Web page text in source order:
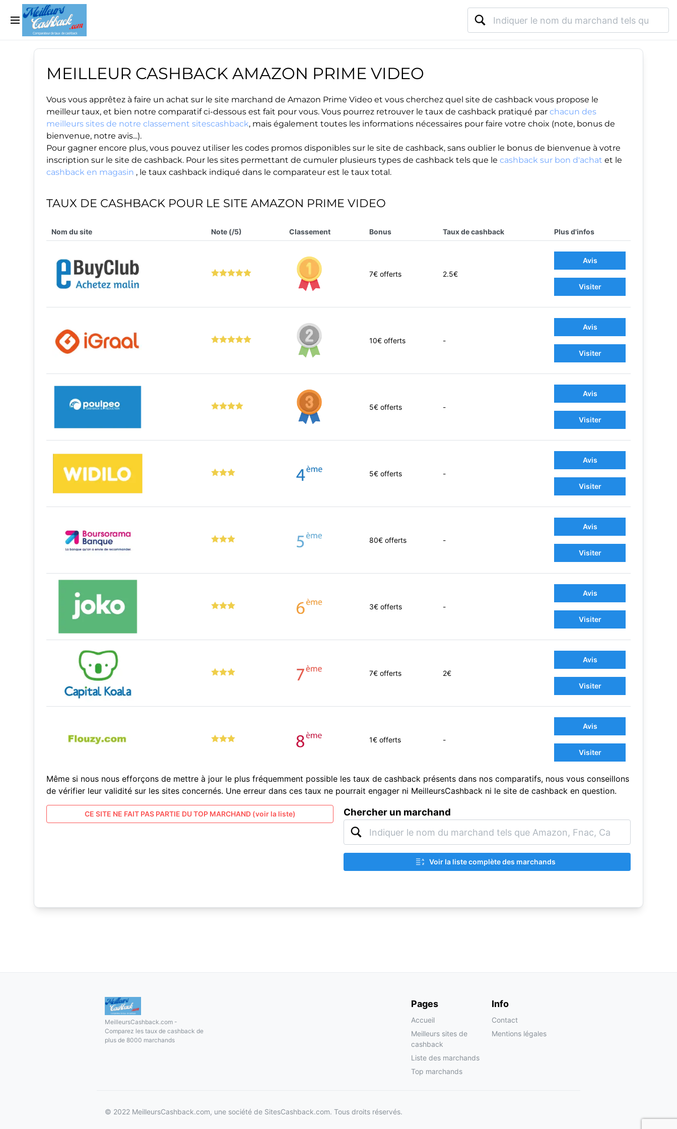
MEILLEUR CASHBACK AMAZON PRIME VIDEO
Vous vous apprêtez à faire un achat sur le site marchand de Amazon Prime Video et vous cherchez quel site de cashback vous propose le
meilleur taux, et bien notre comparatif ci-dessous est fait pour vous. Vous pourrez retrouver le taux de cashback pratiqué par chacun des
meilleurs sites de notre classement sitescashback, mais également toutes les informations nécessaires pour faire votre choix (note, bonus de
bienvenue, notre avis...).
Pour gagner encore plus, vous pouvez utiliser les codes promos disponibles sur le site de cashback, sans oublier le bonus de bienvenue à votre
inscription sur le site de cashback. Pour les sites permettant de cumuler plusieurs types de cashback tels que le cashback sur bon d'achat et le
cashback en magasin , le taux cashback indiqué dans le comparateur est le taux total.
TAUX DE CASHBACK POUR LE SITE AMAZON PRIME VIDEO
Nom du site Note (/5) Classement Bonus Taux de cashback Plus d'infos
7€ offerts 2.5€
Avis
Visiter
10€ offerts -
Avis
Visiter
5€ offerts -
Avis
Visiter
5€ offerts -
Avis
Visiter
80€ offerts -
Avis
Visiter
3€ offerts -
Avis
Visiter
7€ offerts 2€
Avis
Visiter
1€ offerts -
Avis
Visiter
Même si nous nous efforçons de mettre à jour le plus fréquemment possible les taux de cashback présents dans nos comparatifs, nous vous conseillons
de vérifier leur validité sur les sites concernés. Une erreur dans ces taux ne pourrait engager ni MeilleursCashback ni le site de cashback en question.
CE SITE NE FAIT PAS PARTIE DU TOP MARCHAND (voir la liste) Chercher un marchand
A
Z
Voir la liste complète des marchands
MeilleursCashback.com -
Comparez les taux de cashback de
plus de 8000 marchands
Pages
Accueil
Meilleurs sites de
cashback
Liste des marchands
Top marchands
Info
Contact
Mentions légales
© 2022 MeilleursCashback.com, une société de SitesCashback.com. Tous droits réservés.